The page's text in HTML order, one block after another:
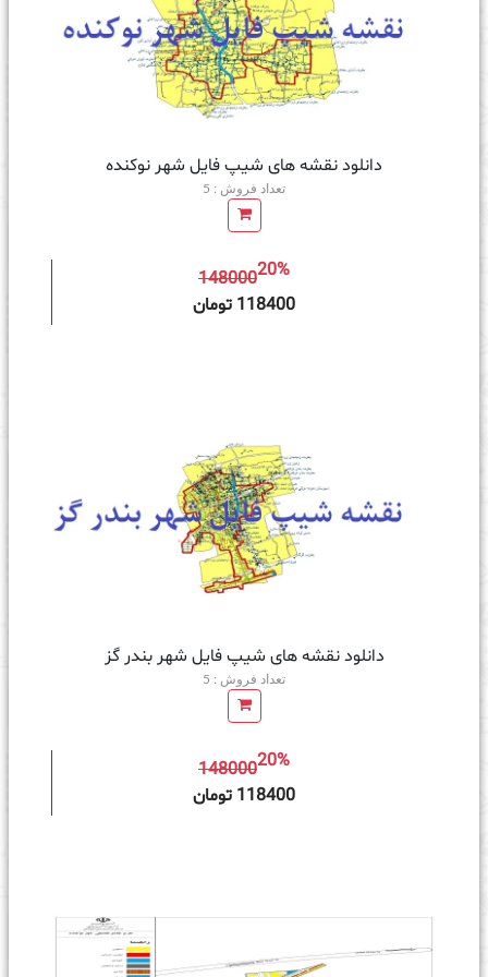
دانلود نقشه های شیپ فایل شهر نوکنده
تعداد فروش : 5
14800020%
118400 تومان
دانلود نقشه های شیپ فایل شهر بندر گز
تعداد فروش : 5
14800020%
118400 تومان